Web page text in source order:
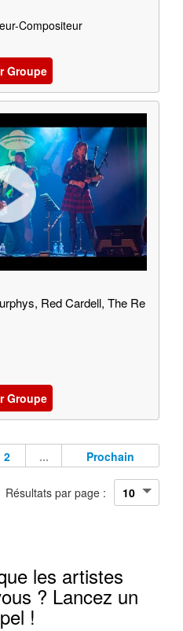
Compositeur
Groupe
Red Cardell, The Re
Groupe
2 ... Prochain
Résultats par page :
les artistes
? Lancez un
!